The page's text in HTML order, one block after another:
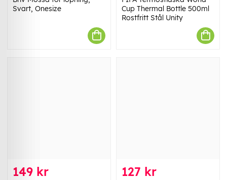
Svart, Onesize
Cup Thermal Bottle 500ml
Rostfritt Stål Unity
149 kr 127 kr